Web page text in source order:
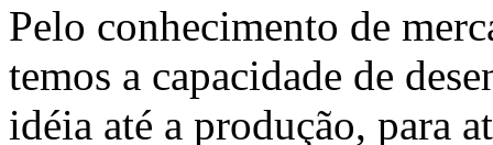
Pelo conhecimento de
temos a capacidade de
idéia até a produção, para